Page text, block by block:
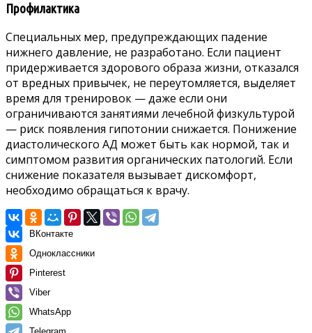
Профилактика
Специальных мер, предупреждающих падение
нижнего давление, не разработано. Если пациент
придерживается здорового образа жизни, отказался
от вредных привычек, не переутомляется, выделяет
время для тренировок — даже если они
ограничиваются занятиями лечебной физкультурой
— риск появления гипотонии снижается. Понижение
диастолического АД может быть как нормой, так и
симптомом развития органических патологий. Если
снижение показателя вызывает дискомфорт,
необходимо обращаться к врачу.
ВКонтакте
Одноклассники
Pinterest
Viber
WhatsApp